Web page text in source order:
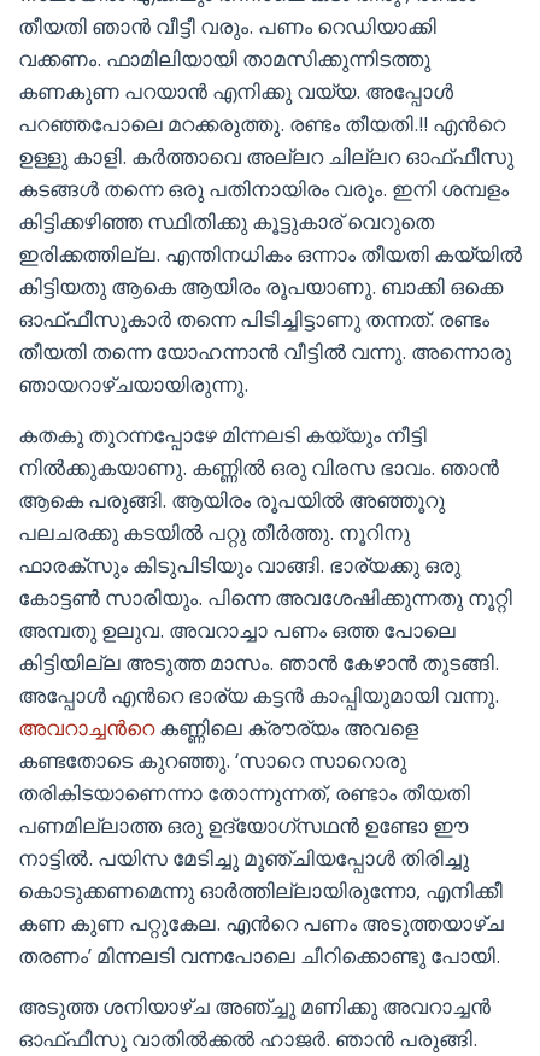
തീയതി ഞാന്‍ വീട്ടീ വരും. പണം റെഡിയാക്കി
വക്കണം. ഫാമിലിയായി താമസിക്കുന്നിടത്തു
കണകുണ പറയാന്‍ എനിക്കു വയ്യ. അപ്പോള്‍
പറഞ്ഞപോലെ മറക്കരുത്തു. രണ്ടം തീയതി.!! എന്‍റെ
ഉള്ളു കാളി. കര്‍ത്താവെ അല്ലറ ചില്ലറ ഓഫ്ഫീസു
കടങ്ങള്‍ തന്നെ ഒരു പതിനായിരം വരും. ഇനി ശമ്പളം
കിട്ടിക്കഴിഞ്ഞ സ്ഥിതിക്കു കൂട്ടുകാര് വെറുതെ
ഇരിക്കത്തില്ല. എന്തിനധികം ഒന്നാം തീയതി കയ്യില്‍
കിട്ടിയതു ആകെ ആയിരം രൂപയാണു. ബാക്കി ഒക്കെ
ഓഫ്ഫീസുകാര്‍ തന്നെ പിടിച്ചിട്ടാണു തന്നത്. രണ്ടം
തീയതി തന്നെ യോഹന്നാന്‍ വീട്ടില്‍ വന്നു. അന്നൊരു
ഞായറാഴ്ചയായിരുന്നു.
കതകു തുറന്നപ്പോഴേ മിന്നലടി കയ്യും നീട്ടി
നില്‍ക്കുകയാണു. കണ്ണില്‍ ഒരു വിരസ ഭാവം. ഞാന്‍
ആകെ പരുങ്ങി. ആയിരം രൂപയില്‍ അഞ്ഞൂറു
പലചരക്കു കടയില്‍ പറ്റു തീര്‍ത്തു. നൂറിനു
ഫാരക്സും കിടുപിടിയും വാങ്ങി. ഭാര്യക്കു ഒരു
കോട്ടണ്‍ സാരിയും. പിന്നെ അവശേഷിക്കുന്നതു നൂറ്റി
അമ്പതു ഉലുവ. അവറാച്ചാ പണം ഒത്ത പോലെ
കിട്ടിയില്ല അടുത്ത മാസം. ഞാന്‍ കേഴാന്‍ തുടങ്ങി.
അപ്പോള്‍ എന്‍റെ ഭാര്യ കട്ടന്‍ കാപ്പിയുമായി വന്നു.
അവറാച്ചന്‍റെകണ്ണിലെ ക്രൗര്യം അവളെ
കണ്ടതോടെ കുറഞ്ഞു. ‘സാറെ സാറൊരു
തരികിടയാണെന്നാ തോന്നുന്നത്, രണ്ടാം തീയതി
പണമില്ലാത്ത ഒരു ഉദ്യോഗ്സഥന്‍ ഉണ്ടോ ഈ
നാട്ടില്‍. പയിസ മേടിച്ചു മൂഞ്ചിയപ്പോള്‍ തിരിച്ചു
കൊടുക്കണമെന്നു ഓര്‍ത്തില്ലായിരുന്നോ, എനിക്കീ
കണ കുണ പറ്റുകേല. എന്‍റെ പണം അടുത്തയാഴ്ച
തരണം’ മിന്നലടി വന്നപോലെ ചീറിക്കൊണ്ടു പോയി.
അടുത്ത ശനിയാഴ്ച അഞ്ച്ചു മണിക്കു അവറാച്ചന്‍
ഓഫ്ഫീസു വാതില്‍ക്കല്‍ ഹാജര്‍. ഞാന്‍ പരുങ്ങി.